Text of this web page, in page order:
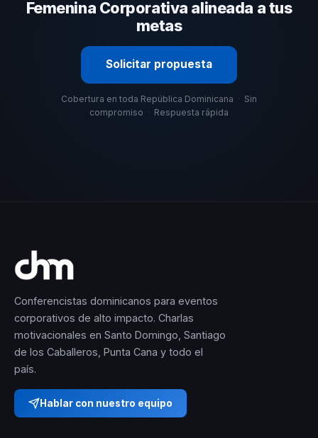
Femenina Corporativa alineada a tus
metas
Solicitar propuesta
Cobertura en toda República Dominicana · Sin
compromiso · Respuesta rápida
Conferencistas dominicanos para eventos
corporativos de alto impacto. Charlas
motivacionales en Santo Domingo, Santiago
de los Caballeros, Punta Cana y todo el
país.
Hablar con nuestro equipo